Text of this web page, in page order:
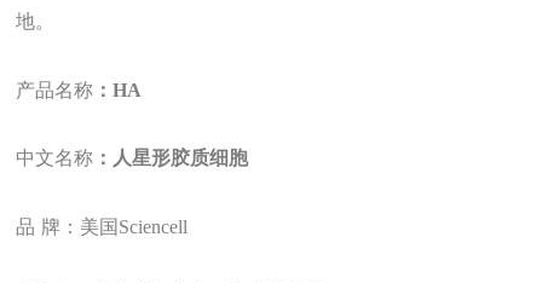
地。
产品名称 ：HA
中文名称 ：人星形胶质细胞
品 牌：美国Sciencell